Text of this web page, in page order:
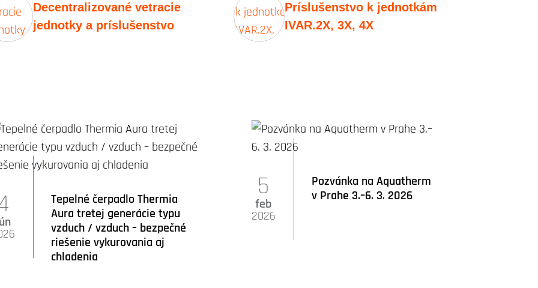
Decentralizované vetracie
jednotky a príslušenstvo
Príslušenstvo k jednotkám
IVAR.2X, 3X, 4X
Tepelné čerpadlo Thermia
Aura tretej generácie typu
vzduch / vzduch – bezpečné
riešenie vykurovania aj
chladenia
Pozvánka na Aquatherm
v Prahe 3.–6. 3. 2026
5
feb
2026